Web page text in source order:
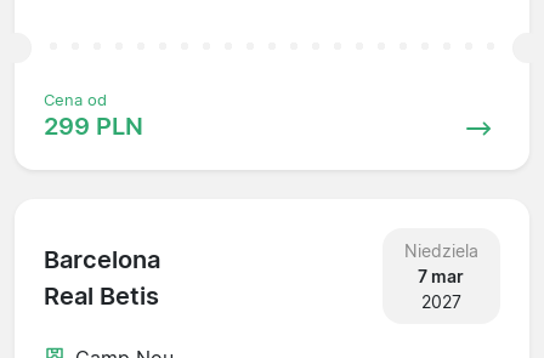
Cena od
299 PLN
Barcelona
Real Betis
Niedziela
7 mar
2027